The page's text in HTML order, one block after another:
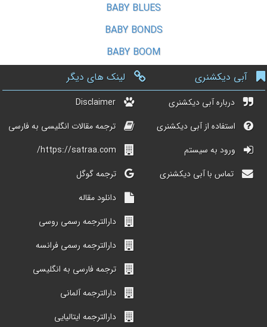
BABY BLUES
BABY BONDS
BABY BOOM
آبی دیکشنری
درباره آبی دیکشنری
استفاده از آبی دیکشنری
ورود به سیستم
تماس با آبی دیکشنری
لینک های دیگر
Disclaimer
ترجمه مقالات انگلیسی به فارسی
https://satraa.com/
ترجمه گوگل
دانلود مقاله
دارالترجمه رسمی روسی
دارالترجمه رسمی فرانسه
ترجمه فارسی به انگلیسی
دارالترجمه آلمانی
دارالترجمه ایتالیایی